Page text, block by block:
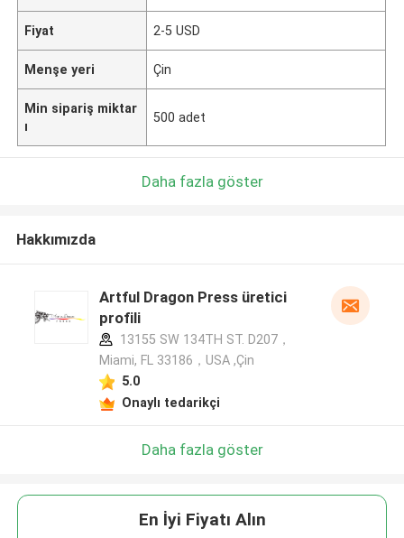
Fiyat 2-5 USD
Menşe yeri Çin
Min sipariş miktar
ı
500 adet
Daha fazla göster
Hakkımızda
Artful Dragon Press üretici
profili
13155 SW 134TH ST. D207，
Miami, FL 33186，USA ,Çin
5.0
Onaylı tedarikçi
Daha fazla göster
En İyi Fiyatı Alın